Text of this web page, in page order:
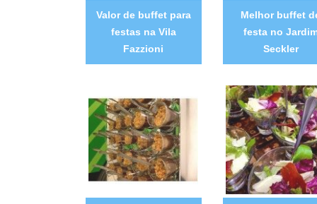
Valor de buffet para
festas na Vila
Fazzioni
Melhor buffet
festa no
Seckler